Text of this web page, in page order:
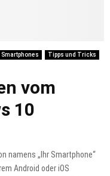
Smartphones
Tipps und Tricks
vom
10
namens „Ihr Smartphone“
Android oder iOS